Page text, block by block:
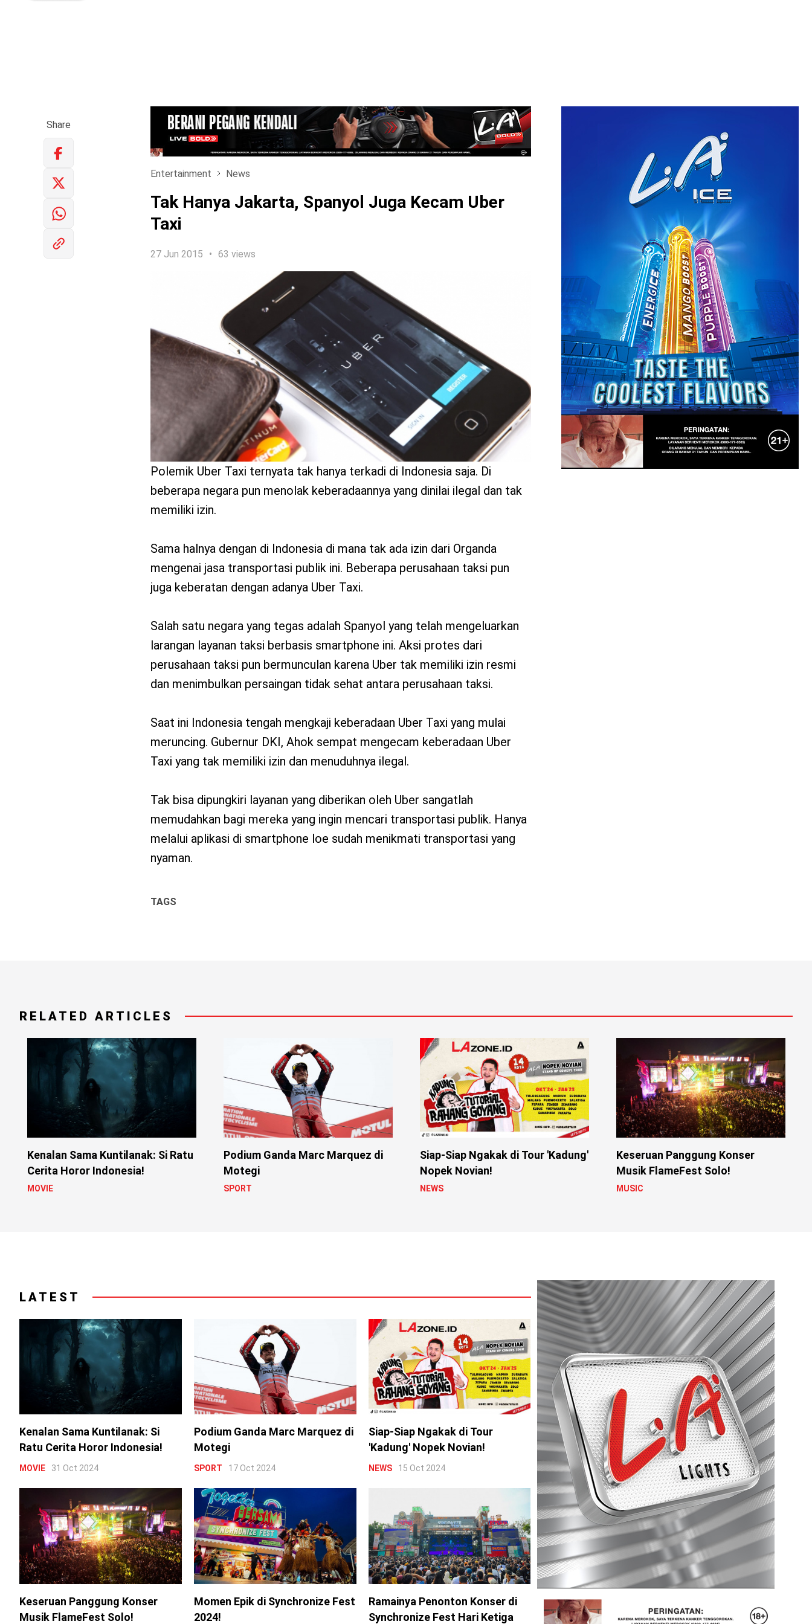
benefit
menarik
LOGIN
Share
Entertainment News
Tak Hanya Jakarta, Spanyol Juga Kecam Uber
Taxi
27 Jun 2015 63 views
Polemik Uber Taxi ternyata tak hanya terkadi di Indonesia saja. Di
beberapa negara pun menolak keberadaannya yang dinilai ilegal dan tak
memiliki izin.
Sama halnya dengan di Indonesia di mana tak ada izin dari Organda
mengenai jasa transportasi publik ini. Beberapa perusahaan taksi pun
juga keberatan dengan adanya Uber Taxi.
Salah satu negara yang tegas adalah Spanyol yang telah mengeluarkan
larangan layanan taksi berbasis smartphone ini. Aksi protes dari
perusahaan taksi pun bermunculan karena Uber tak memiliki izin resmi
dan menimbulkan persaingan tidak sehat antara perusahaan taksi.
Saat ini Indonesia tengah mengkaji keberadaan Uber Taxi yang mulai
meruncing. Gubernur DKI, Ahok sempat mengecam keberadaan Uber
Taxi yang tak memiliki izin dan menuduhnya ilegal.
Tak bisa dipungkiri layanan yang diberikan oleh Uber sangatlah
memudahkan bagi mereka yang ingin mencari transportasi publik. Hanya
melalui aplikasi di smartphone loe sudah menikmati transportasi yang
nyaman.
TAGS
RELATED ARTICLES
Kenalan Sama Kuntilanak: Si Ratu
Cerita Horor Indonesia!
MOVIE
Podium Ganda Marc Marquez di
Motegi
SPORT
Siap-Siap Ngakak di Tour 'Kadung'
Nopek Novian!
NEWS
Keseruan Panggung Konser
Musik FlameFest Solo!
MUSIC
LATEST
Kenalan Sama Kuntilanak: Si
Ratu Cerita Horor Indonesia!
MOVIE 31 Oct 2024
Podium Ganda Marc Marquez di
Motegi
SPORT 17 Oct 2024
Siap-Siap Ngakak di Tour
'Kadung' Nopek Novian!
NEWS 15 Oct 2024
Keseruan Panggung Konser
Musik FlameFest Solo!
Momen Epik di Synchronize Fest
2024!
Ramainya Penonton Konser di
Synchronize Fest Hari Ketiga